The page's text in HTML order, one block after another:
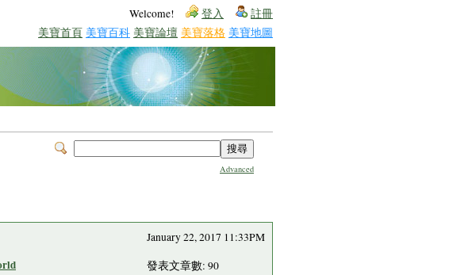
Welcome! 登入 註冊
美寶首頁 美寶百科 美寶論壇 美寶落格 美寶地圖
Advanced
January 22, 2017 11:33PM
發表文章數: 90